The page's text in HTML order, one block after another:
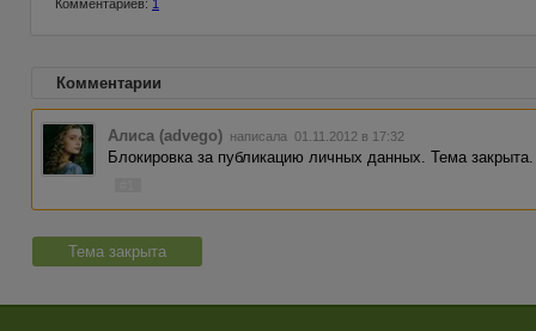
Комментариев: 1
Комментарии
Алиса (advego) написала 01.11.2012 в 17:32
Блокировка за публикацию личных данных. Тема закрыта.
Тема закрыта